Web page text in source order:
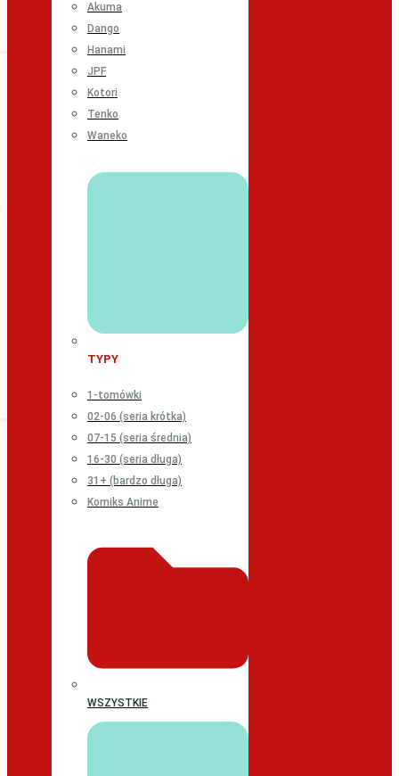
Akuma
Dango
Hanami
JPF
Kotori
Tenko
Waneko
TYPY
1-tomówki
02-06 (seria krótka)
07-15 (seria średnia)
16-30 (seria długa)
31+ (bardzo długa)
Komiks Anime
WSZYSTKIE